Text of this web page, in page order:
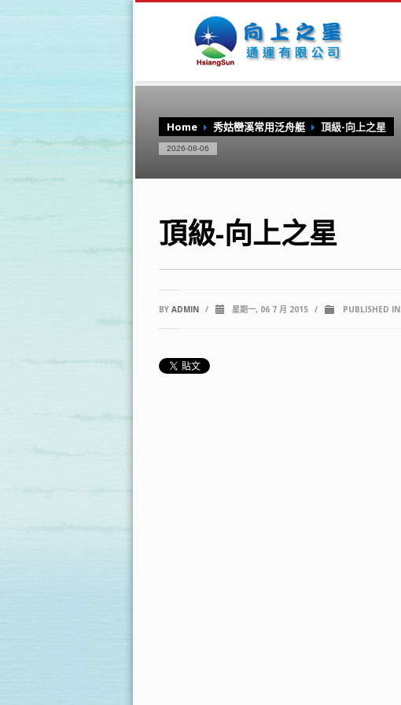
Home 秀姑巒溪常用泛舟艇 頂級-向上之星
2026-08-06
頂級-向上之星
BY ADMIN / 星期一, 06 7 月 2015 / PUBLISHED IN